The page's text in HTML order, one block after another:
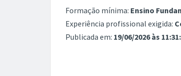
Formação mínima: Ensino
Experiência profissional exigida:
Publicada em: 19/06/2026 às